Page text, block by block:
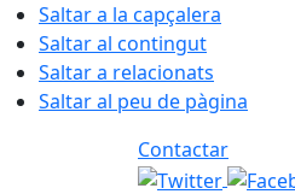
Saltar a la capçalera
Saltar al contingut
Saltar a relacionats
Saltar al peu de pàgina
Contactar